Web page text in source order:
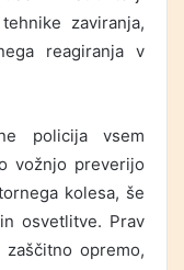
zaviranja,
reagiranja v
policija vsem
vožnjo preverijo
kolesa, še
osvetlitve. Prav
opremo,